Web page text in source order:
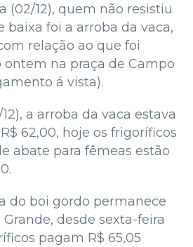
(02/12), quem não resistiu
baixa foi a arroba da vaca,
relação ao que foi
ontem na praça de Campo
á vista).
a arroba da vaca estava
62,00, hoje os frigoríficos
abate para fêmeas estão
do boi gordo permanece
desde sexta-feira
pagam R$ 65,05